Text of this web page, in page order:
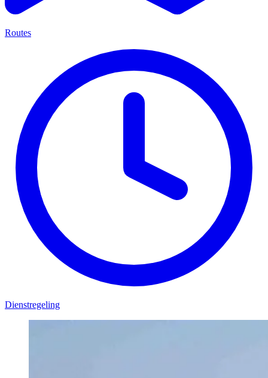
Routes
Dienstregeling